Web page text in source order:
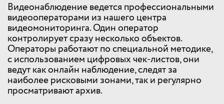
Видеонаблюдение ведется профессиональными
видеооператорами из нашего центра
видеомониторинга. Один оператор
контролирует сразу несколько объектов.
Операторы работают по специальной методике,
с использованием цифровых чек-листов, они
ведут как онлайн наблюдение, следят за
наиболее рисковыми зонами, так и регулярно
просматривают архив.